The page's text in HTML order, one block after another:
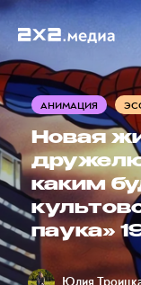
АНИМАЦИЯ
Новая
каким
паука»
Юлия